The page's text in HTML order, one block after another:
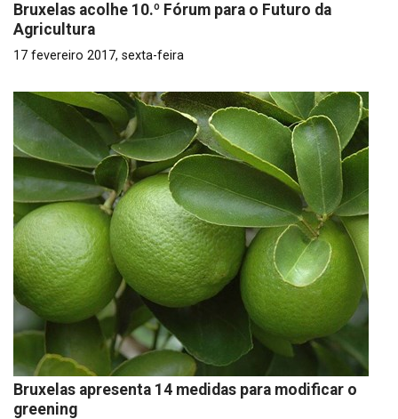
Bruxelas acolhe 10.º Fórum para o Futuro da
Agricultura
17 fevereiro 2017, sexta-feira
Bruxelas apresenta 14 medidas para modificar o
greening